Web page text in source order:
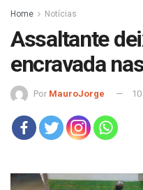
Home Notícias
Assaltante
encravada
Por MauroJorge